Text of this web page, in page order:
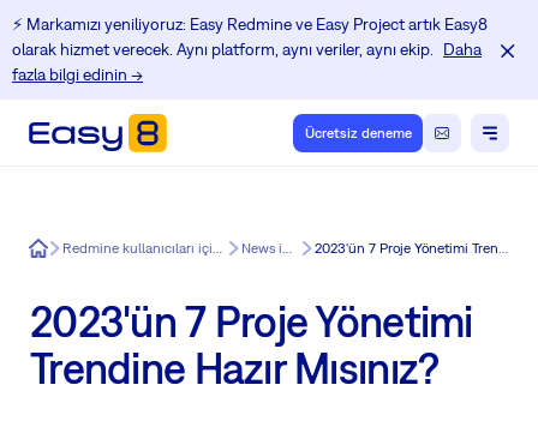
⚡️ Markamızı yeniliyoruz: Easy Redmine ve Easy Project artık Easy8
olarak hizmet verecek. Aynı platform, aynı veriler, aynı ekip.
Daha
fazla bilgi edinin →
Ücretsiz deneme
Easy8 Redmine kullanıcıları için Eğitim Merkezi News in Easy8 2023'ün 7 Proje Yönetimi Trendine Hazır Mısınız?
2023'ün 7 Proje Yönetimi
Trendine Hazır Mısınız?